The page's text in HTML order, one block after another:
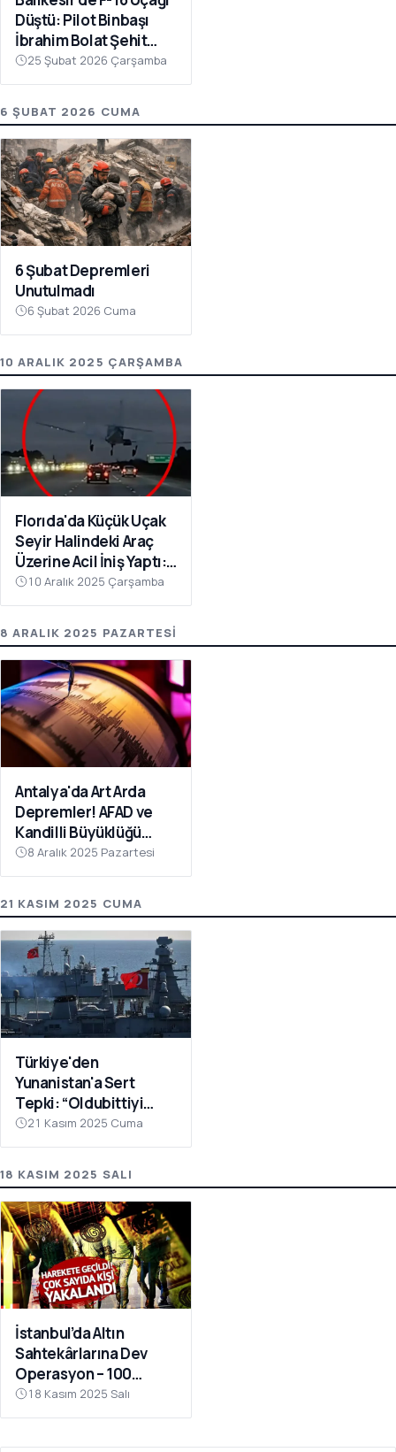
Düştü: Pilot Binbaşı
İbrahim Bolat Şehit
Oldu
25 Şubat 2026 Çarşamba
6 ŞUBAT 2026 CUMA
6 Şubat Depremleri
Unutulmadı
6 Şubat 2026 Cuma
10 ARALIK 2025 ÇARŞAMBA
Florıda'da Küçük Uçak
Seyir Halindeki Araç
Üzerine Acil İniş Yaptı: 1
Yaralı
10 Aralık 2025 Çarşamba
8 ARALIK 2025 PAZARTESI
Antalya'da Art Arda
Depremler! AFAD ve
Kandilli Büyüklüğü
Açıkladı
8 Aralık 2025 Pazartesi
21 KASIM 2025 CUMA
Türkiye'den
Yunanistan'a Sert
Tepki: “Oldubittiyi
Kabul Etmiyoruz,
Çabaları Sonuçsuz
21 Kasım 2025 Cuma
18 KASIM 2025 SALI
İstanbul’da Altın
Sahtekârlarına Dev
Operasyon – 100
Milyar TL Kamu Zararı
Ortaya Çıktı
18 Kasım 2025 Salı